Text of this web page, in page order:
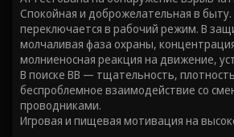
Спокойная и доброжелательная в
переключается в рабочий режим. В
молчаливая фаза охраны,
молниеносная реакция на движение,
В поиске ВВ — тщательность,
беспроблемное взаимодействие со
проводниками.
Игровая и пищевая мотивация на